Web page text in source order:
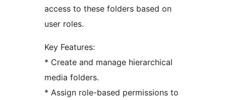
access to these folders based on
user roles.
Key Features:
* Create and manage hierarchical
media folders.
* Assign role-based permissions to